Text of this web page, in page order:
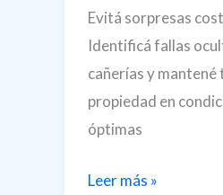
Evitá sorpresas
Identificá fallas
cañerías y mantené
propiedad en
óptimas
Fallas
Leer más »